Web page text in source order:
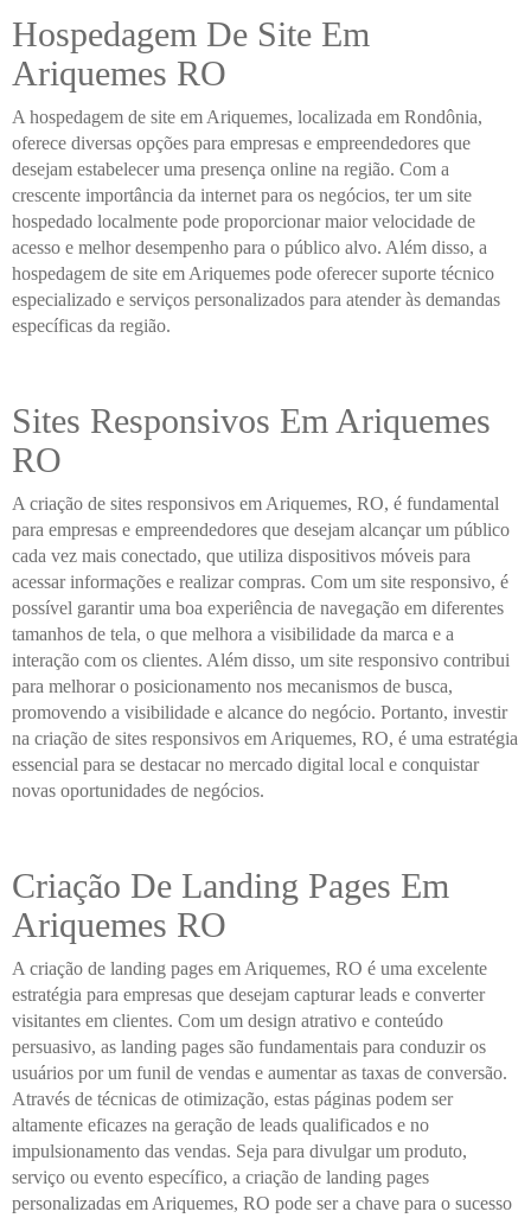
Hospedagem De Site Em
Ariquemes RO
A hospedagem de site em Ariquemes, localizada em Rondônia,
oferece diversas opções para empresas e empreendedores que
desejam estabelecer uma presença online na região. Com a
crescente importância da internet para os negócios, ter um site
hospedado localmente pode proporcionar maior velocidade de
acesso e melhor desempenho para o público alvo. Além disso, a
hospedagem de site em Ariquemes pode oferecer suporte técnico
especializado e serviços personalizados para atender às demandas
específicas da região.
Sites Responsivos Em Ariquemes
RO
A criação de sites responsivos em Ariquemes, RO, é fundamental
para empresas e empreendedores que desejam alcançar um público
cada vez mais conectado, que utiliza dispositivos móveis para
acessar informações e realizar compras. Com um site responsivo, é
possível garantir uma boa experiência de navegação em diferentes
tamanhos de tela, o que melhora a visibilidade da marca e a
interação com os clientes. Além disso, um site responsivo contribui
para melhorar o posicionamento nos mecanismos de busca,
promovendo a visibilidade e alcance do negócio. Portanto, investir
na criação de sites responsivos em Ariquemes, RO, é uma estratégia
essencial para se destacar no mercado digital local e conquistar
novas oportunidades de negócios.
Criação De Landing Pages Em
Ariquemes RO
A criação de landing pages em Ariquemes, RO é uma excelente
estratégia para empresas que desejam capturar leads e converter
visitantes em clientes. Com um design atrativo e conteúdo
persuasivo, as landing pages são fundamentais para conduzir os
usuários por um funil de vendas e aumentar as taxas de conversão.
Através de técnicas de otimização, estas páginas podem ser
altamente eficazes na geração de leads qualificados e no
impulsionamento das vendas. Seja para divulgar um produto,
serviço ou evento específico, a criação de landing pages
personalizadas em Ariquemes, RO pode ser a chave para o sucesso